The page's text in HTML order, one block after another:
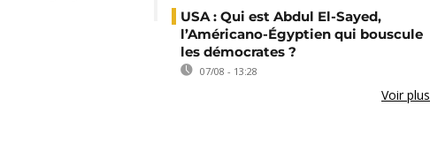
USA : Qui est Abdul El-Sayed,
l’Américano-Égyptien qui bouscule
les démocrates ?
07/08 - 13:28
Voir plus